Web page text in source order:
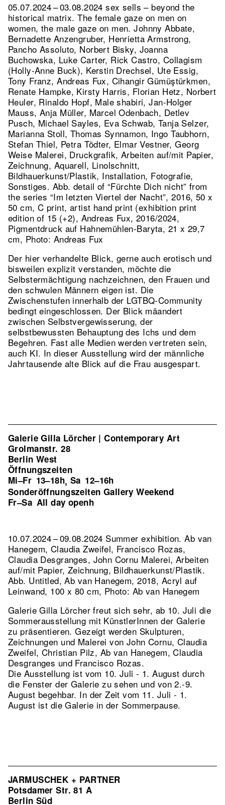
05.07.2024 – 03.08.2024 sex sells – beyond the
historical matrix. The female gaze on men on
women, the male gaze on men. Johnny Abbate,
Bernadette Anzengruber, Henrietta Armstrong,
Pancho Assoluto, Norbert Bisky, Joanna
Buchowska, Luke Carter, Rick Castro, Collagism
(Holly-Anne Buck), Kerstin Drechsel, Ute Essig,
Tony Franz, Andreas Fux, Cihangir Gümüştürkmen,
Renate Hampke, Kirsty Harris, Florian Hetz, Norbert
Heuler, Rinaldo Hopf, Male shabiri, Jan-Holger
Mauss, Anja Müller, Marcel Odenbach, Detlev
Pusch, Michael Sayles, Eva Schwab, Tanja Selzer,
Marianna Stoll, Thomas Synnamon, Ingo Taubhorn,
Stefan Thiel, Petra Tödter, Elmar Vestner, Georg
Weise Malerei, Druckgrafik, Arbeiten auf/mit Papier,
Zeichnung, Aquarell, Linolschnitt,
Bildhauerkunst/Plastik, Installation, Fotografie,
Sonstiges. Abb. detail of “Fürchte Dich nicht” from
the series “Im letzten Viertel der Nacht”, 2016, 50 x
50 cm, C print, artist hand print (exhibition print
edition of 15 (+2), Andreas Fux, 2016/2024,
Pigmentdruck auf Hahnemühlen-Baryta, 21 x 29,7
cm, Photo: Andreas Fux
Der hier verhandelte Blick, gerne auch erotisch und
bisweilen explizit verstanden, möchte die
Selbstermächtigung nachzeichnen, den Frauen und
den schwulen Männern eigen ist. Die
Zwischenstufen innerhalb der LGTBQ-Community
bedingt eingeschlossen. Der Blick mäandert
zwischen Selbstvergewisserung, der
selbstbewussten Behauptung des Ichs und dem
Begehren. Fast alle Medien werden vertreten sein,
auch KI. In dieser Ausstellung wird der männliche
Jahrtausende alte Blick auf die Frau ausgespart.
Galerie Gilla Lörcher | Contemporary Art
Grolmanstr. 28
Berlin West
Öffnungszeiten
Mi–Fr 13–18h, Sa 12–16h
Sonderöffnungszeiten Gallery Weekend
Fr–Sa All day openh
10.07.2024 – 09.08.2024 Summer exhibition. Ab van
Hanegem, Claudia Zweifel, Francisco Rozas,
Claudia Desgranges, John Cornu Malerei, Arbeiten
auf/mit Papier, Zeichnung, Bildhauerkunst/Plastik.
Abb. Untitled, Ab van Hanegem, 2018, Acryl auf
Leinwand, 100 x 80 cm, Photo: Ab van Hanegem
Galerie Gilla Lörcher freut sich sehr, ab 10. Juli die
Sommerausstellung mit KünstlerInnen der Galerie
zu präsentieren. Gezeigt werden Skulpturen,
Zeichnungen und Malerei von John Cornu, Claudia
Zweifel, Christian Pilz, Ab van Hanegem, Claudia
Desgranges und Francisco Rozas.
Die Ausstellung ist vom 10. Juli - 1. August durch
die Fenster der Galerie zu sehen und von 2.-9.
August begehbar. In der Zeit vom 11. Juli - 1.
August ist die Galerie in der Sommerpause.
JARMUSCHEK + PARTNER
Potsdamer Str. 81 A
Berlin Süd